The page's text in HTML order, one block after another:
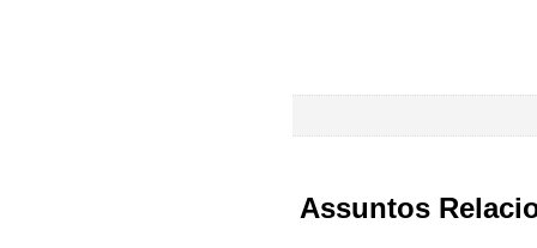
Assuntos